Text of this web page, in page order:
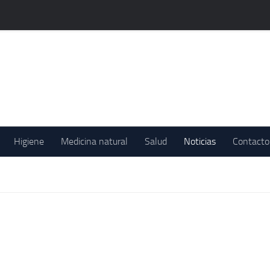
Higiene Medicina natural Salud Noticias Contacto